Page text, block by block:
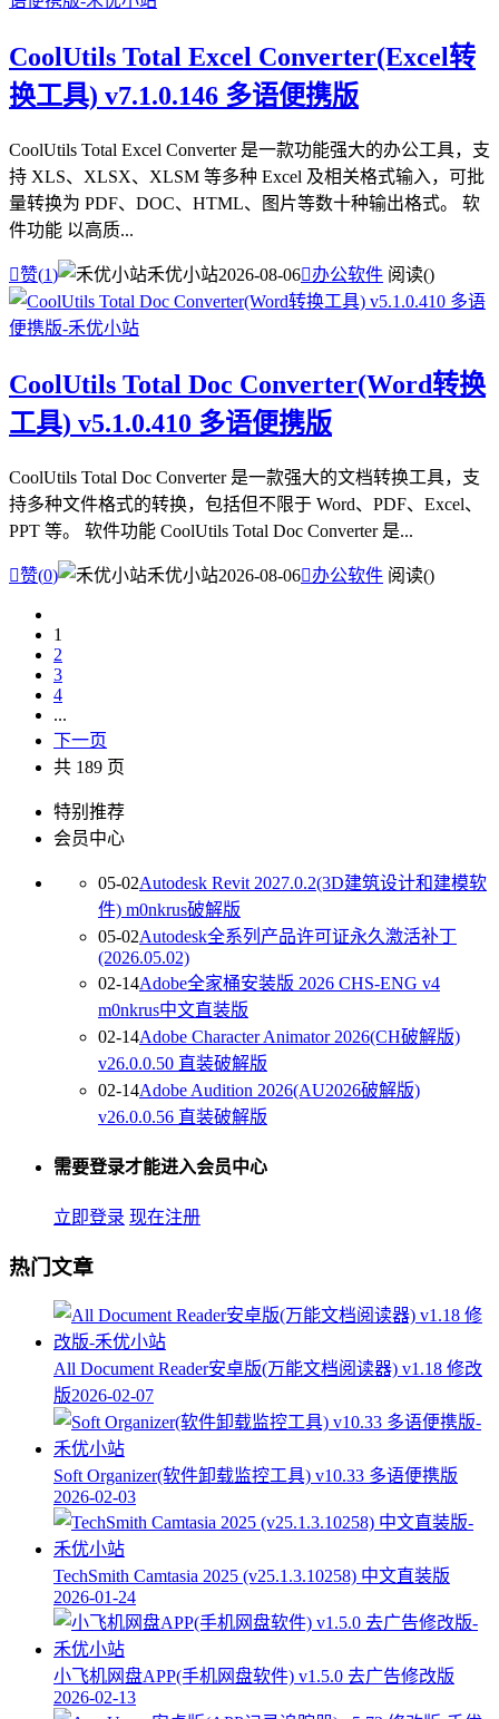
CoolUtils Total Excel Converter(Excel转
换工具) v7.1.0.146 多语便携版
CoolUtils Total Excel Converter 是一款功能强大的办公工具，支
持 XLS、XLSX、XLSM 等多种 Excel 及相关格式输入，可批
量转换为 PDF、DOC、HTML、图片等数十种输出格式。 软
件功能 以高质...
赞(1) 禾优小站2026-08-06办公软件 阅读()
CoolUtils Total Doc Converter(Word转换
工具) v5.1.0.410 多语便携版
CoolUtils Total Doc Converter 是一款强大的文档转换工具，支
持多种文件格式的转换，包括但不限于 Word、PDF、Excel、
PPT 等。 软件功能 CoolUtils Total Doc Converter 是...
赞(0) 禾优小站2026-08-06办公软件 阅读()
1
2
3
4
...
下一页
共 189 页
特别推荐
会员中心
05-02Autodesk Revit 2027.0.2(3D建筑设计和建模软
件) m0nkrus破解版
05-02Autodesk全系列产品许可证永久激活补丁
(2026.05.02)
02-14Adobe全家桶安装版 2026 CHS-ENG v4
m0nkrus中文直装版
02-14Adobe Character Animator 2026(CH破解版)
v26.0.0.50 直装破解版
02-14Adobe Audition 2026(AU2026破解版)
v26.0.0.56 直装破解版
需要登录才能进入会员中心
立即登录 现在注册
热门文章
All Document Reader安卓版(万能文档阅读器) v1.18 修改
版2026-02-07
Soft Organizer(软件卸载监控工具) v10.33 多语便携版
2026-02-03
TechSmith Camtasia 2025 (v25.1.3.10258) 中文直装版
2026-01-24
小飞机网盘APP(手机网盘软件) v1.5.0 去广告修改版
2026-02-13